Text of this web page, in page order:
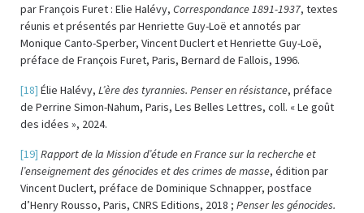
par François Furet : Elie Halévy, Correspondance 1891-1937, textes
réunis et présentés par Henriette Guy-Loë et annotés par
Monique Canto-Sperber, Vincent Duclert et Henriette Guy-Loë,
préface de François Furet, Paris, Bernard de Fallois, 1996.
[18] Élie Halévy, L’ère des tyrannies. Penser en résistance, préface
de Perrine Simon-Nahum, Paris, Les Belles Lettres, coll. « Le goût
des idées », 2024.
[19] Rapport de la Mission d’étude en France sur la recherche et
l’enseignement des génocides et des crimes de masse, édition par
Vincent Duclert, préface de Dominique Schnapper, postface
d’Henry Rousso, Paris, CNRS Editions, 2018 ; Penser les génocides.